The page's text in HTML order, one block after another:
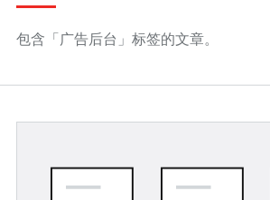
包含「广告后台」标签的文章。